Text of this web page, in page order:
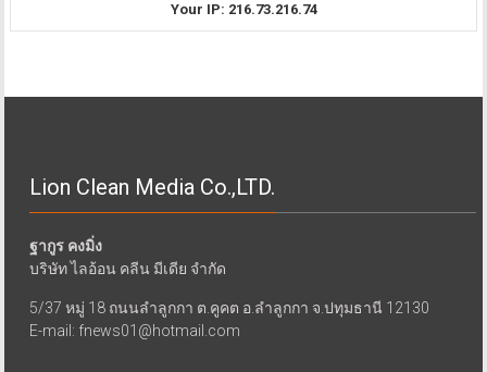
Your IP: 216.73.216.74
Lion Clean Media Co.,LTD.
ฐากูร คงมิ่ง
บริษัท ไลอ้อน คลีน มีเดีย จำกัด
5/37 หมู่ 18 ถนนลำลูกกา ต.คูคต อ.ลำลูกกา จ.ปทุมธานี 12130
E-mail: fnews01@hotmail.com